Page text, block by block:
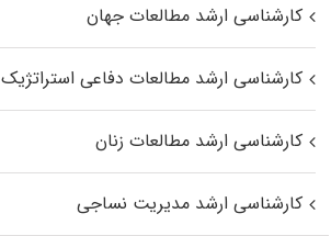
کارشناسی ارشد مطالعات جهان
کارشناسی ارشد مطالعات دفاعی استراتژیک
کارشناسی ارشد مطالعات زنان
کارشناسی ارشد مدیریت نساجی